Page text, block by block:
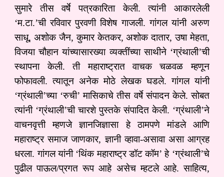
सुमारे तीस वर्षे पत्रकारिता केली. त्‍यांनी आकारलेली
‘म.टा.’ची रविवार पुरवणी विशेष गाजली. गांगल यांनी अरुण
साधू, अशोक जैन, कुमार केतकर, अशोक दातार, उषा मेहता,
विजया चौहान यांच्‍यासारख्‍या व्‍यक्‍तींच्‍या साथीने ‘ग्रंथाली’ची
स्‍थापना केली. ती महाराष्‍ट्रात वाचक चळवळ म्‍हणून
फोफावली. त्‍यातून अनेक मोठे लेखक घडले. गांगल यांनी
‘ग्रंथाली’च्‍या ‘रुची’ मासिकाचे तीस वर्षे संपादन केले. सोबत
त्‍यांनी ‘ग्रंथाली’ची चारशे पुस्‍तके संपादित केली. ‘ग्रंथाली’ने
वाचनवृत्ती म्हणजे ज्ञानजिज्ञासा हे ठामपणे मांडले आणि
महाराष्ट्र समाज जाणकार, ज्ञानी व्हावा-असावा असा आग्रह
धरला. गांगल यांनी ‘थिंक महाराष्‍ट्र डॉट कॉम’ हे ‘ग्रंथाली’चे
पुढील पाऊल/प्रगत रूप आहे असेच म्हटले आहे. साहित्‍य,